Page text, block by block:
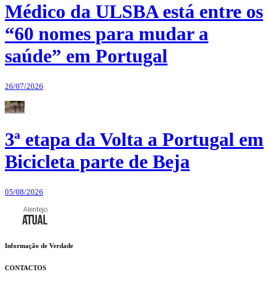
Médico da ULSBA está entre os
“60 nomes para mudar a
saúde” em Portugal
26/07/2026
3ª etapa da Volta a Portugal em
Bicicleta parte de Beja
05/08/2026
Informação de Verdade
CONTACTOS